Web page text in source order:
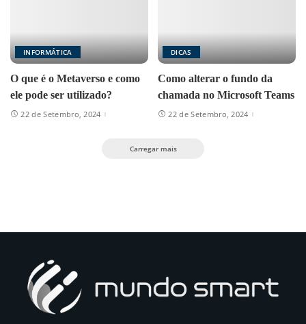
INFORMÁTICA
O que é o Metaverso e como
ele pode ser utilizado?
22 de Setembro, 2024
DICAS
Como alterar o fundo da
chamada no Microsoft Teams
22 de Setembro, 2024
Carregar mais